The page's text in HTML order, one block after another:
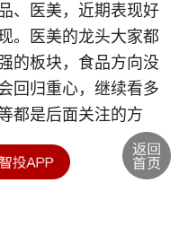
、医美，近期表现好
。医美的龙头大家都
的板块，食品方向没
回归重心，继续看多
都是后面关注的方